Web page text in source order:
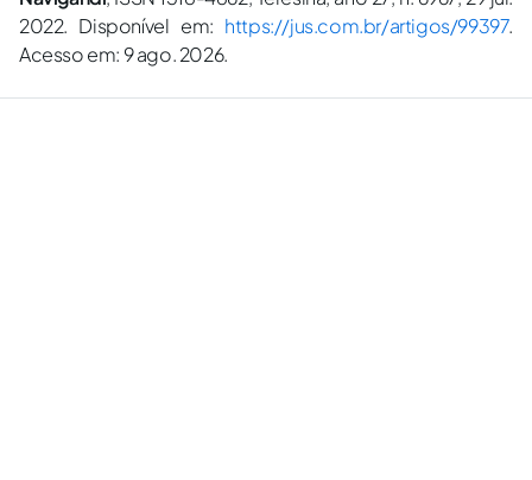
2022. Disponível em: https://jus.com.br/artigos/99397.
Acesso em: 9 ago. 2026.